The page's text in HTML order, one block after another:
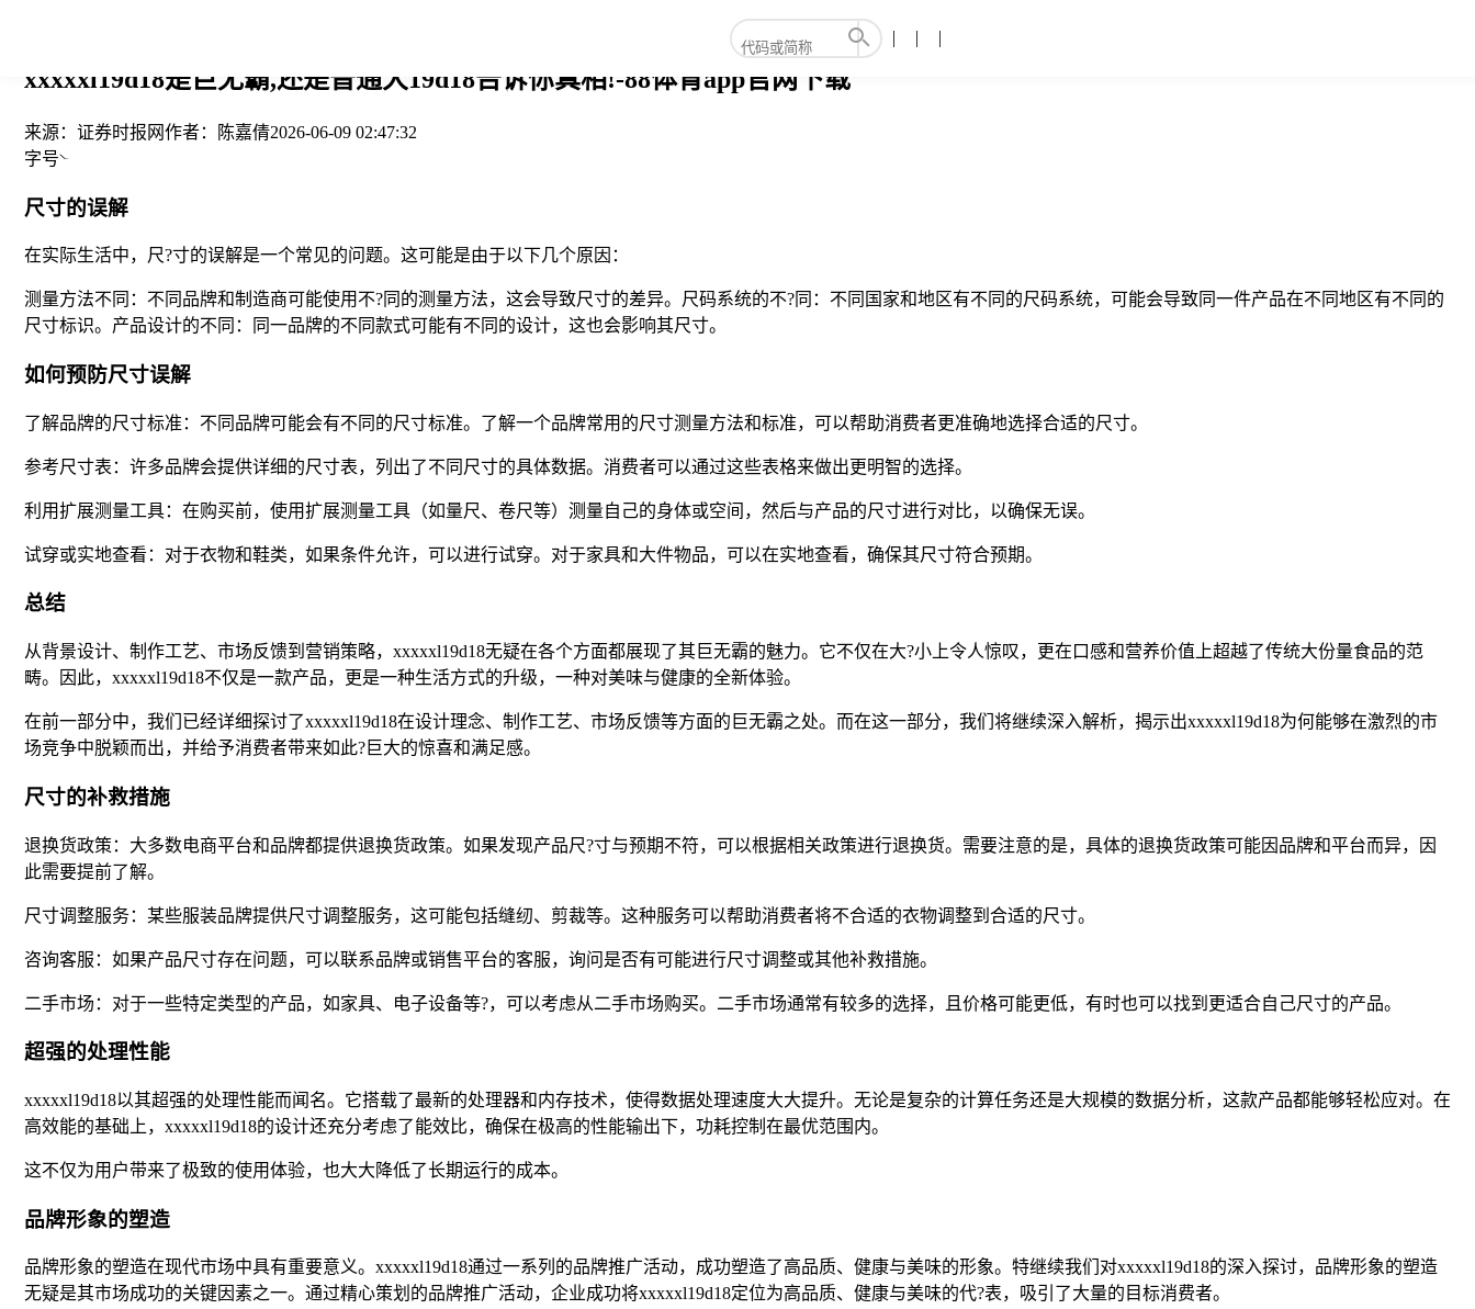
xxxxxl19d18是巨无霸,还是普通大19d18告诉你真相!-88体育app官网下载
来源： 证券时报网作者： 陈嘉倩2026-06-09 02:47:32
字号
尺寸的误解
在实际生活中，尺?寸的误解是一个常见的问题。这可能是由于以下几个原因：
测量方法不同：不同品牌和制造商可能使用不?同的测量方法，这会导致尺寸的差异。尺码系统的不?同：不同国家和地区有不同的尺码系统，可能会导致同一件产品在不同地区有不同的
尺寸标识。产品设计的不同：同一品牌的不同款式可能有不同的设计，这也会影响其尺寸。
如何预防尺寸误解
了解品牌的尺寸标准：不同品牌可能会有不同的尺寸标准。了解一个品牌常用的尺寸测量方法和标准，可以帮助消费者更准确地选择合适的尺寸。
参考尺寸表：许多品牌会提供详细的尺寸表，列出了不同尺寸的具体数据。消费者可以通过这些表格来做出更明智的选择。
利用扩展测量工具：在购买前，使用扩展测量工具（如量尺、卷尺等）测量自己的身体或空间，然后与产品的尺寸进行对比，以确保无误。
试穿或实地查看：对于衣物和鞋类，如果条件允许，可以进行试穿。对于家具和大件物品，可以在实地查看，确保其尺寸符合预期。
总结
从背景设计、制作工艺、市场反馈到营销策略，xxxxxl19d18无疑在各个方面都展现了其巨无霸的魅力。它不仅在大?小上令人惊叹，更在口感和营养价值上超越了传统大份量食品的范
畴。因此，xxxxxl19d18不仅是一款产品，更是一种生活方式的升级，一种对美味与健康的全新体验。
在前一部分中，我们已经详细探讨了xxxxxl19d18在设计理念、制作工艺、市场反馈等方面的巨无霸之处。而在这一部分，我们将继续深入解析，揭示出xxxxxl19d18为何能够在激烈的市
场竞争中脱颖而出，并给予消费者带来如此?巨大的惊喜和满足感。
尺寸的补救措施
退换货政策：大多数电商平台和品牌都提供退换货政策。如果发现产品尺?寸与预期不符，可以根据相关政策进行退换货。需要注意的是，具体的退换货政策可能因品牌和平台而异，因
此需要提前了解。
尺寸调整服务：某些服装品牌提供尺寸调整服务，这可能包括缝纫、剪裁等。这种服务可以帮助消费者将不合适的衣物调整到合适的尺寸。
咨询客服：如果产品尺寸存在问题，可以联系品牌或销售平台的客服，询问是否有可能进行尺寸调整或其他补救措施。
二手市场：对于一些特定类型的产品，如家具、电子设备等?，可以考虑从二手市场购买。二手市场通常有较多的选择，且价格可能更低，有时也可以找到更适合自己尺寸的产品。
超强的处理性能
xxxxxl19d18以其超强的处理性能而闻名。它搭载了最新的处理器和内存技术，使得数据处理速度大大提升。无论是复杂的计算任务还是大规模的数据分析，这款产品都能够轻松应对。在
高效能的基础上，xxxxxl19d18的设计还充分考虑了能效比，确保在极高的性能输出下，功耗控制在最优范围内。
这不仅为用户带来了极致的使用体验，也大大降低了长期运行的成本。
品牌形象的塑造
品牌形象的塑造在现代市场中具有重要意义。xxxxxl19d18通过一系列的品牌推广活动，成功塑造了高品质、健康与美味的形象。特继续我们对xxxxxl19d18的深入探讨，品牌形象的塑造
无疑是其市场成功的关键因素之一。通过精心策划的品牌推广活动，企业成功将xxxxxl19d18定位为高品质、健康与美味的代?表，吸引了大量的目标消费者。